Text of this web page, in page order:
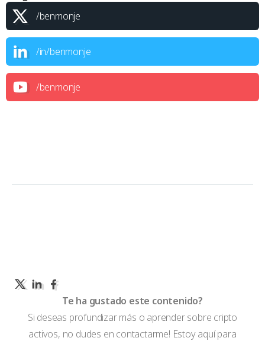
/benmonje
/in/benmonje
/benmonje
Te ha gustado este contenido?
Si deseas profundizar más o aprender sobre cripto
activos, no dudes en contactarme! Estoy aquí para